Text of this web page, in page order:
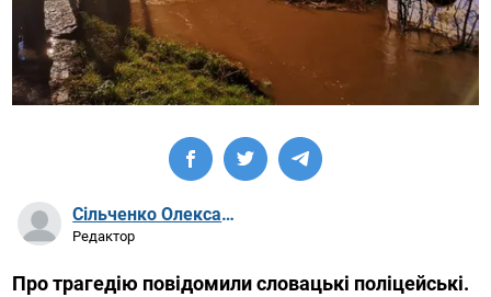
Сільченко Олександр Артурович
Редактор
Про трагедію повідомили словацькі поліцейські.